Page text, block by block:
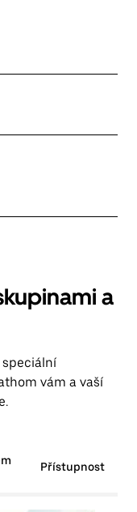
a
vám a vaší
Přístupnost